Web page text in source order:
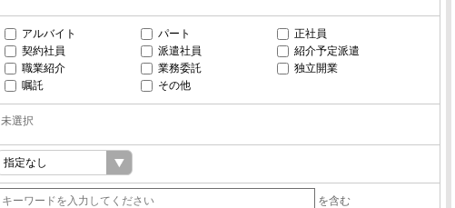
アルバイト パート
正社員
契約社員
派遣社員
紹介予定派遣
職業紹介
業務委託
独立開業
嘱託
その他
未選択
を含む